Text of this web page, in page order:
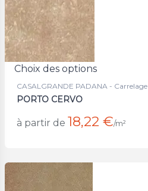
Choix des options
CASALGRANDE PADANA - Carrelage
PORTO CERVO
à partir de 18,22 €/m²